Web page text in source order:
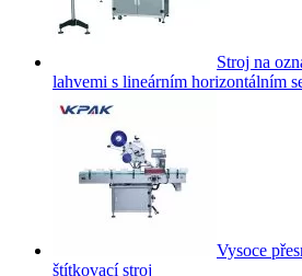
Stroj na
lahvemi s lineárním horizontálním
Vysoce
štítkovací stroj